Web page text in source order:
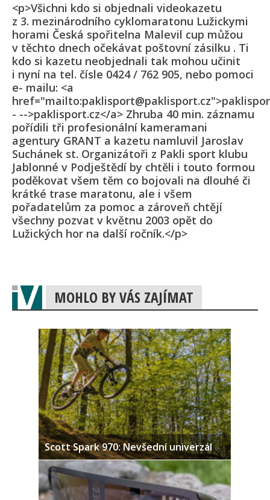
<p>Všichni kdo si objednali videokazetu
z 3. mezinárodního cyklomaratonu Lužickymi
horami Česká spořitelna Malevil cup můžou
v těchto dnech očekávat poštovní zásilku . Ti
kdo si kazetu neobjednali tak mohou učinit
i nyní na tel. čísle 0424 / 762 905, nebo pomoci
e- mailu: <a
- -->paklisport.cz</a> Zhruba 40 min. záznamu
pořídili tři profesionální kameramani
agentury GRANT a kazetu namluvil Jaroslav
Suchánek st. Organizátoři z Pakli sport klubu
Jablonné v Podještědí by chtěli i touto formou
poděkovat všem těm co bojovali na dlouhé či
krátké trase maratonu, ale i všem
pořadatelům za pomoc a zároveň chtějí
všechny pozvat v květnu 2003 opět do
Lužických hor na další ročník.</p>
MOHLO BY VÁS ZAJÍMAT
Scott Spark 970: Nevšední univerzál